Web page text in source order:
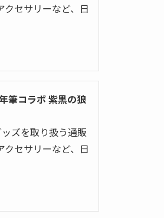
セサリーなど、日
筆コラボ 紫黒の狼
ズを取り扱う通販
セサリーなど、日